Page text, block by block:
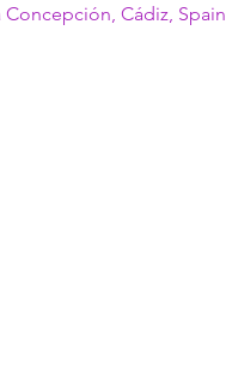
Concepción, Cádiz, Spain